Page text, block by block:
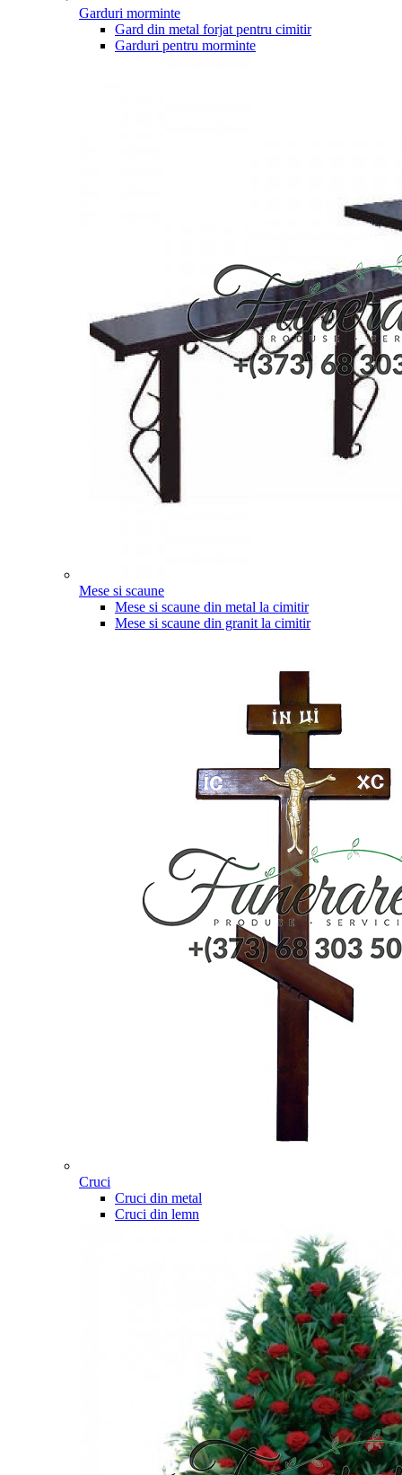
Garduri morminte
Gard din metal forjat pentru cimitir
Garduri pentru morminte
Mese si scaune
Mese si scaune din metal la cimitir
Mese si scaune din granit la cimitir
Cruci
Cruci din metal
Cruci din lemn